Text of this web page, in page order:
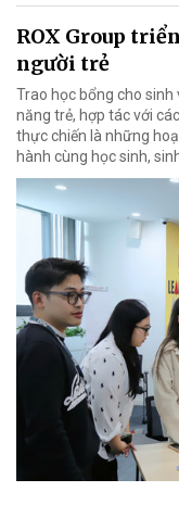
ROX Group
người trẻ
Trao học bổng cho
năng trẻ, hợp tác với
thực chiến là những
hành cùng học sinh,